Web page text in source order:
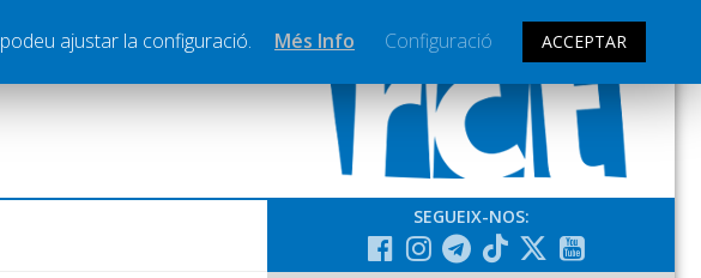
SEGUEIX-NOS:
ajustar la configuració. Més Info Configuració ACCEPTAR